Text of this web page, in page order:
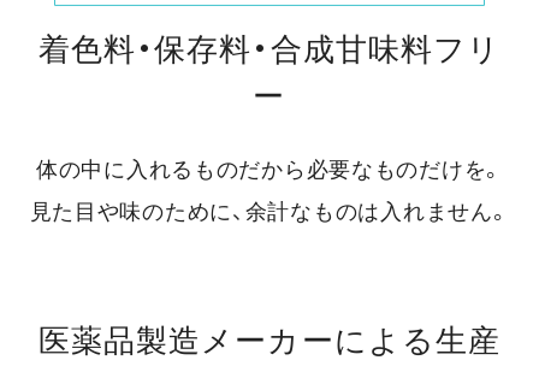
着色料・保存料・合成甘味料フリ
ー
体の中に入れるものだから必要なものだけを。
見た目や味のために、余計なものは入れません。
医薬品製造メーカーによる生産